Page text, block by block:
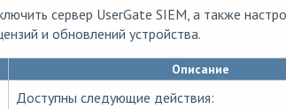
сервер UserGate SIEM, а также
и обновлений устройства.
Описание
Доступны следующие действия: